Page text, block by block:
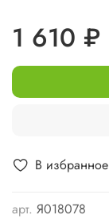
В избранное
арт. Я018078
1 610 ₽